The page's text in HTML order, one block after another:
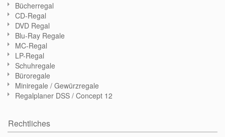
Bücherregal
CD-Regal
DVD Regal
Blu-Ray Regale
MC-Regal
LP-Regal
Schuhregale
Büroregale
Miniregale / Gewürzregale
Regalplaner DSS / Concept 12
Rechtliches